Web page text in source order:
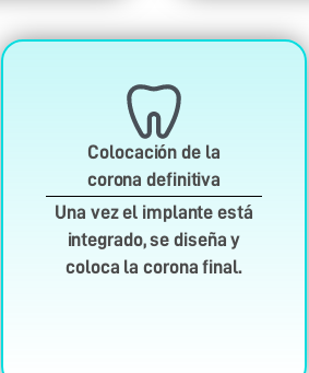
Colocación de la
corona definitiva
Una vez el implante está
integrado, se diseña y
coloca la corona final.